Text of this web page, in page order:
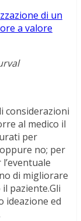
di un
a valore
considerazioni
al medico il
per
no; per
di migliorare
paziente.Gli
ideazione ed